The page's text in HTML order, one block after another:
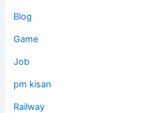
Blog
Game
Job
pm kisan
Railway